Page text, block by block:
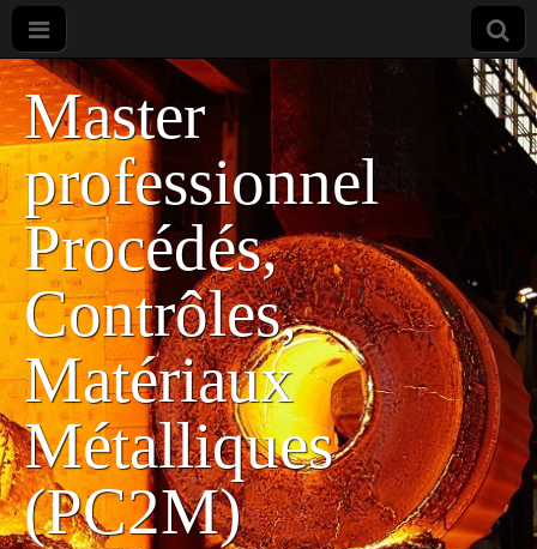
Master
professionnel
Procédés,
Contrôles,
Matériaux
Métalliques
(PC2M)